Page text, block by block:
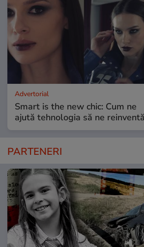
Advertorial
Smart is the new chic: Cum ne
ajută tehnologia să ne
PARTENERI